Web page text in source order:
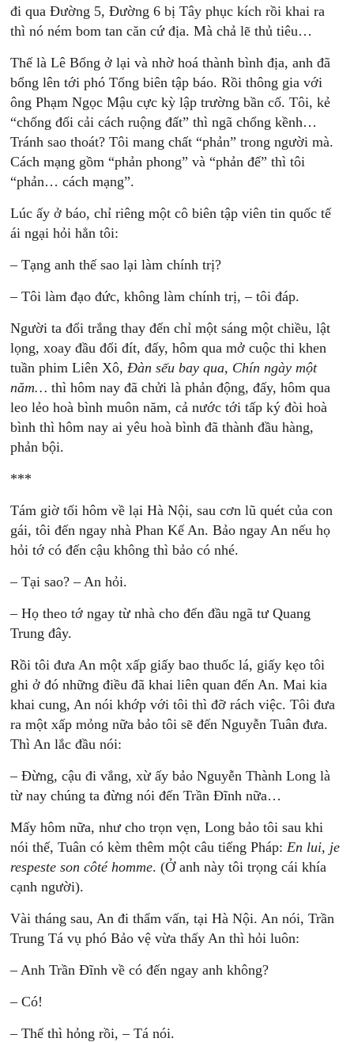
đi qua Đường 5, Đường 6 bị Tây phục kích rồi khai ra
thì nó ném bom tan căn cứ địa. Mà chả lẽ thủ tiêu…
Thế là Lê Bổng ở lại và nhờ hoá thành bình địa, anh đã
bổng lên tới phó Tổng biên tập báo. Rồi thông gia với
ông Phạm Ngọc Mậu cực kỳ lập trường bần cố. Tôi, kẻ
“chống đối cải cách ruộng đất” thì ngã chổng kềnh…
Tránh sao thoát? Tôi mang chất “phản” trong người mà.
Cách mạng gồm “phản phong” và “phản đế” thì tôi
“phản… cách mạng”.
Lúc ấy ở báo, chỉ riêng một cô biên tập viên tin quốc tế
ái ngại hỏi hẳn tôi:
– Tạng anh thế sao lại làm chính trị?
– Tôi làm đạo đức, không làm chính trị, – tôi đáp.
Người ta đổi trắng thay đến chỉ một sáng một chiều, lật
lọng, xoay đầu đổi đít, đấy, hôm qua mở cuộc thi khen
tuần phim Liên Xô,Đàn sếu bay qua, Chín ngày một
năm… thì hôm nay đã chửi là phản động, đấy, hôm qua
leo lẻo hoà bình muôn năm, cả nước tới tấp ký đòi hoà
bình thì hôm nay ai yêu hoà bình đã thành đầu hàng,
phản bội.
***
Tám giờ tối hôm về lại Hà Nội, sau cơn lũ quét của con
gái, tôi đến ngay nhà Phan Kế An. Bảo ngay An nếu họ
hỏi tớ có đến cậu không thì bảo có nhé.
– Tại sao? – An hỏi.
– Họ theo tớ ngay từ nhà cho đến đầu ngã tư Quang
Trung đây.
Rồi tôi đưa An một xấp giấy bao thuốc lá, giấy kẹo tôi
ghi ở đó những điều đã khai liên quan đến An. Mai kia
khai cung, An nói khớp với tôi thì đỡ rách việc. Tôi đưa
ra một xấp mỏng nữa bảo tôi sẽ đến Nguyễn Tuân đưa.
Thì An lắc đầu nói:
– Đừng, cậu đi vắng, xừ ấy bảo Nguyễn Thành Long là
từ nay chúng ta đừng nói đến Trần Đĩnh nữa…
Mấy hôm nữa, như cho trọn vẹn, Long bảo tôi sau khi
nói thế, Tuân có kèm thêm một câu tiếng Pháp:En lui, je
respeste son côté homme. (Ở anh này tôi trọng cái khía
cạnh người).
Vài tháng sau, An đi thẩm vấn, tại Hà Nội. An nói, Trần
Trung Tá vụ phó Bảo vệ vừa thấy An thì hỏi luôn:
– Anh Trần Đĩnh về có đến ngay anh không?
– Có!
– Thế thì hỏng rồi, – Tá nói.